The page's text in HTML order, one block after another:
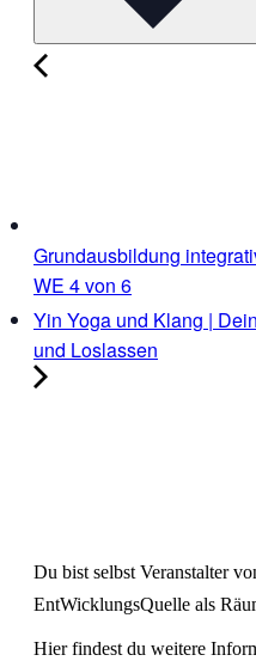
Grundausbildung
WE 4 von 6
Yin Yoga und Klang |
und Loslassen
Du bist selbst Veranstalter
EntWicklungsQuelle als
Hier findest du weitere